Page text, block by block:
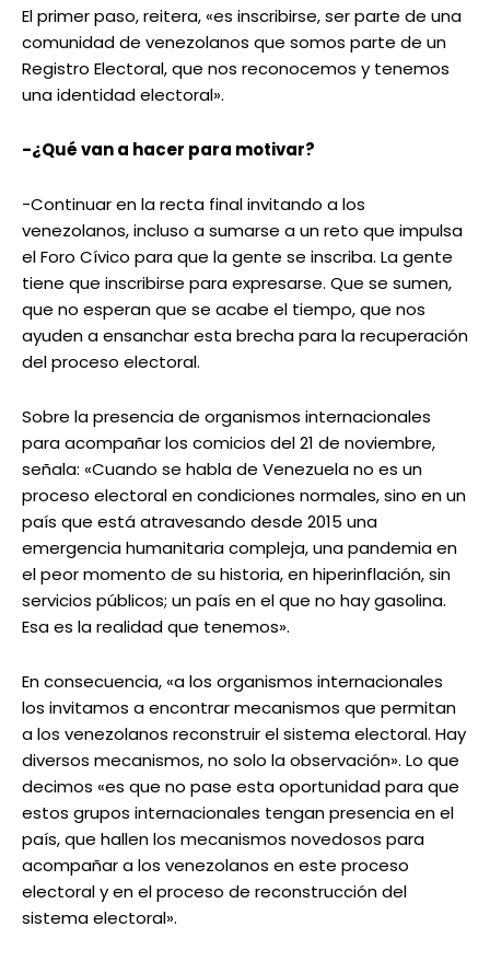
El primer paso, reitera, «es inscribirse, ser parte de una
comunidad de venezolanos que somos parte de un
Registro Electoral, que nos reconocemos y tenemos
una identidad electoral».
-¿Qué van a hacer para motivar?
-Continuar en la recta final invitando a los
venezolanos, incluso a sumarse a un reto que impulsa
el Foro Cívico para que la gente se inscriba. La gente
tiene que inscribirse para expresarse. Que se sumen,
que no esperan que se acabe el tiempo, que nos
ayuden a ensanchar esta brecha para la recuperación
del proceso electoral.
Sobre la presencia de organismos internacionales
para acompañar los comicios del 21 de noviembre,
señala: «Cuando se habla de Venezuela no es un
proceso electoral en condiciones normales, sino en un
país que está atravesando desde 2015 una
emergencia humanitaria compleja, una pandemia en
el peor momento de su historia, en hiperinflación, sin
servicios públicos; un país en el que no hay gasolina.
Esa es la realidad que tenemos».
En consecuencia, «a los organismos internacionales
los invitamos a encontrar mecanismos que permitan
a los venezolanos reconstruir el sistema electoral. Hay
diversos mecanismos, no solo la observación». Lo que
decimos «es que no pase esta oportunidad para que
estos grupos internacionales tengan presencia en el
país, que hallen los mecanismos novedosos para
acompañar a los venezolanos en este proceso
electoral y en el proceso de reconstrucción del
sistema electoral».